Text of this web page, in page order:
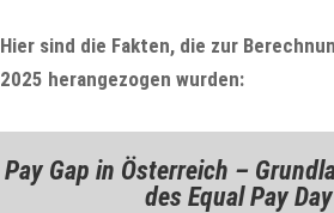
Hier sind die Fakten, die zur
2025 herangezogen wurden:
Pay Gap in Österreich –
des Equal Pay